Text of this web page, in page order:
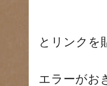
とリンクを
エラーがお